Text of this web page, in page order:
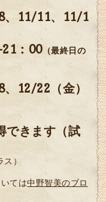
、11/11、11/1
：00（最終日の
12/22（金）
できます（試
）
ては中野智美のブロ